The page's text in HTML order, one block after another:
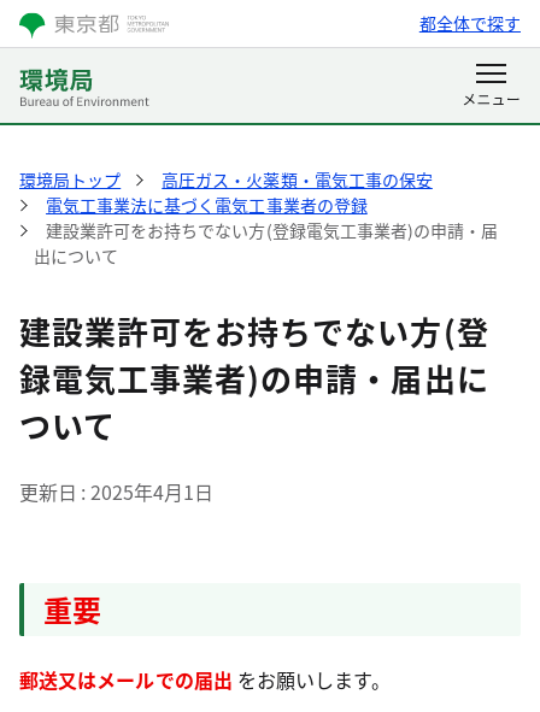
都全体で探す
環境局トップ
高圧ガス・火薬類・電気工事の保安
電気工事業法に基づく電気工事業者の登録
建設業許可をお持ちでない方(登録電気工事業者)の申請・届
出について
建設業許可をお持ちでない方(登
録電気工事業者)の申請・届出に
ついて
更新日 2025年4月1日
重要
郵送又はメールでの届出 をお願いします。